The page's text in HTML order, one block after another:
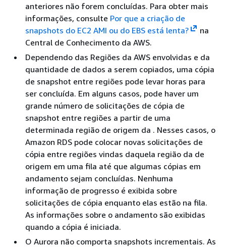
anteriores não forem concluídas. Para obter mais
informações, consulte Por que a criação de
snapshots do EC2 AMI ou do EBS está lenta?
na
Central de Conhecimento da AWS.
Dependendo das Regiões da AWS envolvidas e da
quantidade de dados a serem copiados, uma cópia
de snapshot entre regiões pode levar horas para
ser concluída. Em alguns casos, pode haver um
grande número de solicitações de cópia de
snapshot entre regiões a partir de uma
determinada região de origem da . Nesses casos, o
Amazon RDS pode colocar novas solicitações de
cópia entre regiões vindas daquela região da de
origem em uma fila até que algumas cópias em
andamento sejam concluídas. Nenhuma
informação de progresso é exibida sobre
solicitações de cópia enquanto elas estão na fila.
As informações sobre o andamento são exibidas
quando a cópia é iniciada.
O Aurora não comporta snapshots incrementais. As